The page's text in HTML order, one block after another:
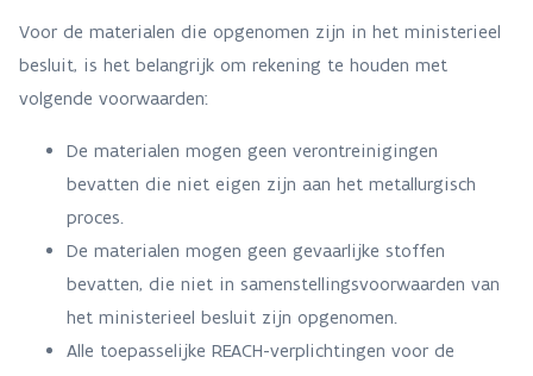
Voor de materialen die opgenomen zijn in het ministerieel
besluit, is het belangrijk om rekening te houden met
volgende voorwaarden:
De materialen mogen geen verontreinigingen
bevatten die niet eigen zijn aan het metallurgisch
proces.
De materialen mogen geen gevaarlijke stoffen
bevatten, die niet in samenstellingsvoorwaarden van
het ministerieel besluit zijn opgenomen.
Alle toepasselijke REACH-verplichtingen voor de